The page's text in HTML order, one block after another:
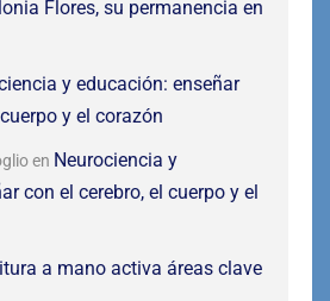
Flores, su permanencia en
y educación: enseñar
y el corazón
en Neurociencia y
con el cerebro, el cuerpo y el
a mano activa áreas clave